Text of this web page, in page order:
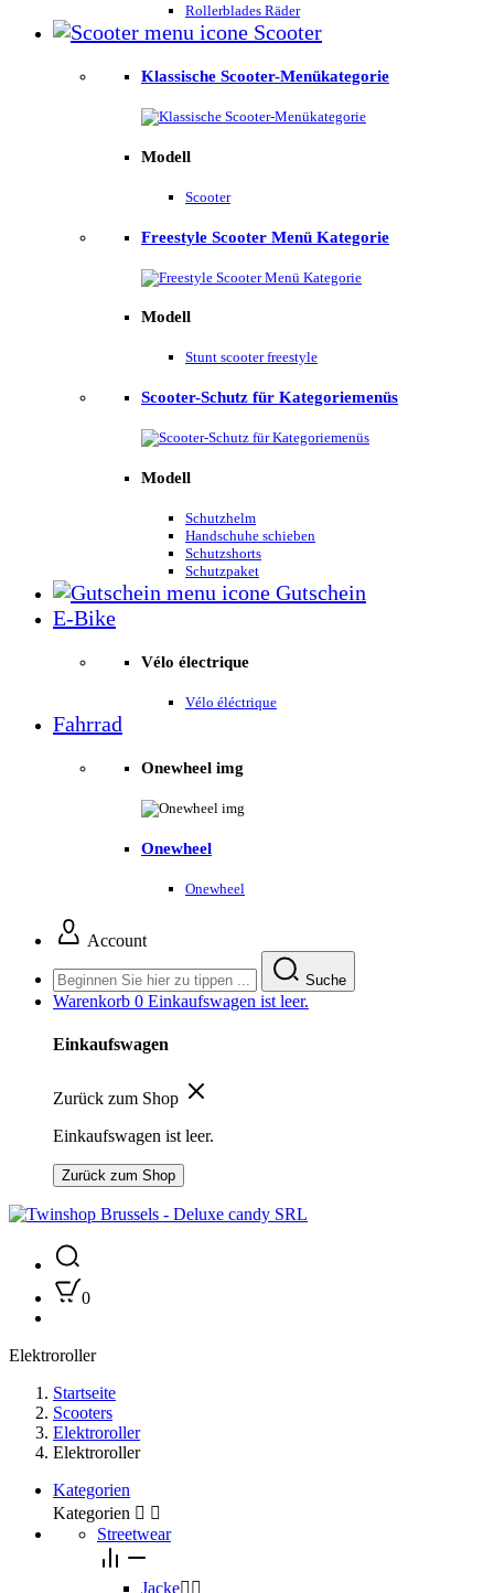
Rollerblades Räder
Scooter
Klassische Scooter-Menükategorie
Modell
Scooter
Freestyle Scooter Menü Kategorie
Modell
Stunt scooter freestyle
Scooter-Schutz für Kategoriemenüs
Modell
Schutzhelm
Handschuhe schieben
Schutzshorts
Schutzpaket
Gutschein
E-Bike
Vélo électrique
Vélo éléctrique
Fahrrad
Onewheel img
Onewheel
Onewheel
Account
Suche
Warenkorb 0 Einkaufswagen ist leer.
Einkaufswagen
Zurück zum Shop
Einkaufswagen ist leer.
Zurück zum Shop
0
Elektroroller
Startseite
Scooters
Elektroroller
Elektroroller
Kategorien
Kategorien  
Streetwear
Jacke 